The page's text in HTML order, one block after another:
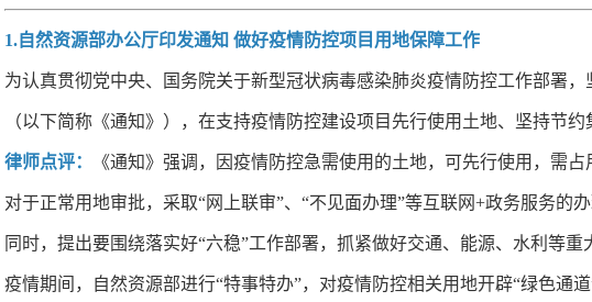
1.自然资源部办公厅印发通知 做好疫情防控项目用地保障工作
为认真贯彻党中央、国务院关于新型冠状病毒感染肺炎疫情防控工作部署
（以下简称《通知》），在支持疫情防控建设项目先行使用土地、坚持节
律师点评： 《通知》强调，因疫情防控急需使用的土地，可先行使用，需
对于正常用地审批，采取“网上联审”、“不见面办理”等互联网+政务服务的
同时，提出要围绕落实好“六稳”工作部署，抓紧做好交通、能源、水利等
疫情期间，自然资源部进行“特事特办”，对疫情防控相关用地开辟“绿色通